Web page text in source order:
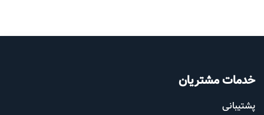
خدمات مشتریان
پشتیب​​انی